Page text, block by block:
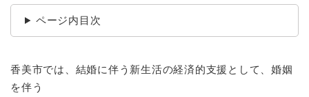
ページ内目次
香美市では、結婚に伴う新生活の経済的支援として、婚姻
を伴う